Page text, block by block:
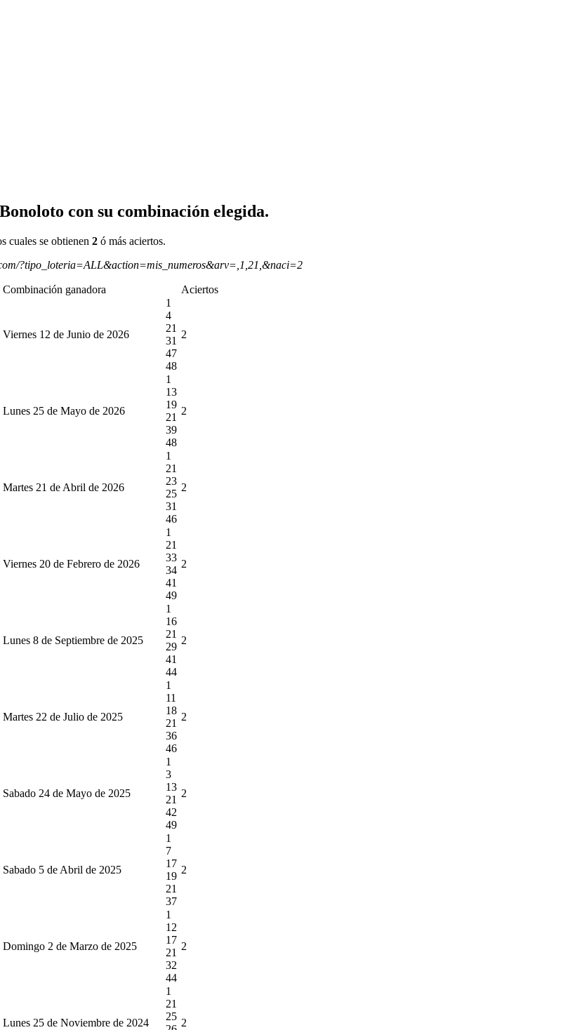
con su combinación elegida.
cuales se obtienen 2 ó más aciertos.
?tipo_loteria=ALL&action=mis_numeros&arv=,1,21,&naci=2
Combinación ganadora Aciertos
Viernes 12 de Junio de 2026
1
4
21
31
47
48
2
Lunes 25 de Mayo de 2026
1
13
19
21
39
48
2
Martes 21 de Abril de 2026
1
21
23
25
31
46
2
Viernes 20 de Febrero de 2026
1
21
33
34
41
49
2
Lunes 8 de Septiembre de 2025
1
16
21
29
41
44
2
Martes 22 de Julio de 2025
1
11
18
21
36
46
2
Sabado 24 de Mayo de 2025
1
3
13
21
42
49
2
Sabado 5 de Abril de 2025
1
7
17
19
21
37
2
Domingo 2 de Marzo de 2025
1
12
17
21
32
44
2
Lunes 25 de Noviembre de 2024
1
21
25
2